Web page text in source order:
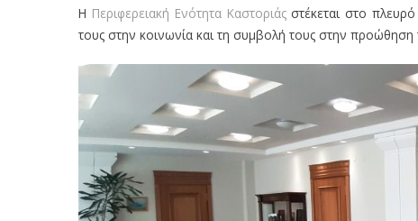
Η Περιφερειακή Ενότητα Καστοριάςστέκεται στο
τους στην κοινωνία και τη συμβολή τους στην προώθηση